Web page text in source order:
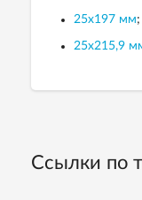
25х197 мм;
25х215,9
Ссылки по